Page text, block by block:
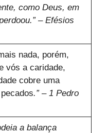
como Deus, em
– Efésios
nada, porém,
vós a caridade,
cobre uma
.” – 1 Pedro
a balança